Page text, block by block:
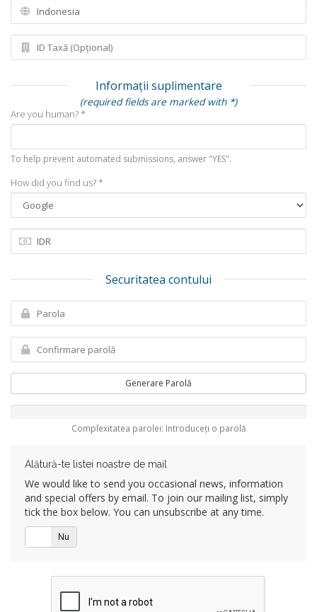
Informații suplimentare
(required fields are marked with *)
Are you human? *
To help prevent automated submissions, answer "YES".
How did you find us? *
Securitatea contului
Generare Parolă
Complexitatea parolei: Introduceți o parolă
Alătură-te listei noastre de mail
We would like to send you occasional news, information
and special offers by email. To join our mailing list, simply
tick the box below. You can unsubscribe at any time.
Nu